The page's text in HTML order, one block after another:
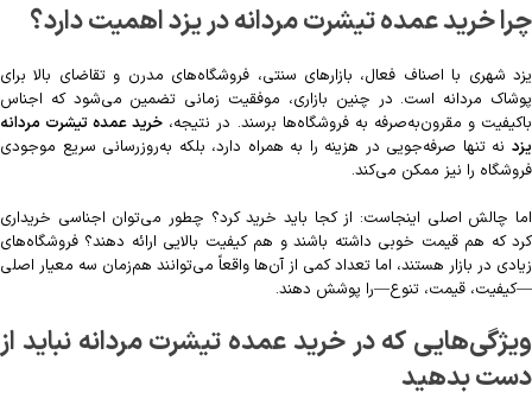
چرا خرید عمده تیشرت مردانه در یزد اهمیت دارد؟
یزد شهری با اصناف فعال، بازارهای سنتی، فروشگاه‌های مدرن و تقاضای بالا برای
پوشاک مردانه است. در چنین بازاری، موفقیت زمانی تضمین می‌شود که اجناس
باکیفیت و مقرون‌به‌صرفه به فروشگاه‌ها برسند. در نتیجه، خرید عمده تیشرت مردانه
یزد نه تنها صرفه‌جویی در هزینه را به همراه دارد، بلکه به‌روزرسانی سریع موجودی
فروشگاه را نیز ممکن می‌کند.
اما چالش اصلی اینجاست: از کجا باید خرید کرد؟ چطور می‌توان اجناسی خریداری
کرد که هم قیمت خوبی داشته باشند و هم کیفیت بالایی ارائه دهند؟ فروشگاه‌های
زیادی در بازار هستند، اما تعداد کمی از آن‌ها واقعاً می‌توانند هم‌زمان سه معیار اصلی
—کیفیت، قیمت، تنوع—را پوشش دهند.
ویژگی‌هایی که در خرید عمده تیشرت مردانه نباید از
دست بدهید